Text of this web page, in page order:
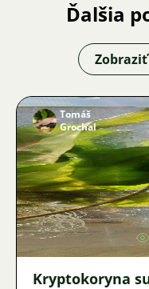
Ďalšia
Tomáš
Grochal
Kryptokoryna